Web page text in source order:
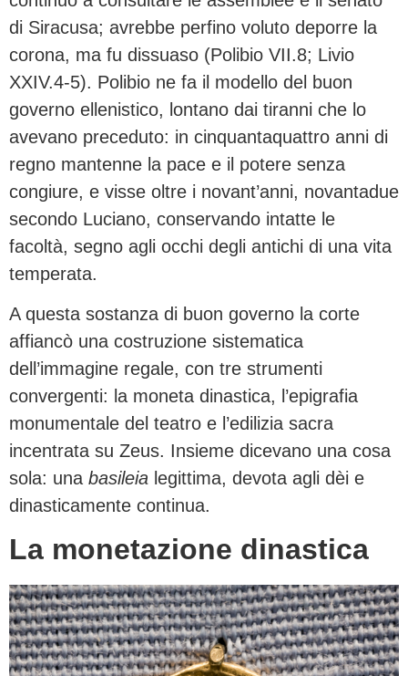
di Siracusa; avrebbe perfino voluto deporre la
corona, ma fu dissuaso (Polibio VII.8; Livio
XXIV.4-5). Polibio ne fa il modello del buon
governo ellenistico, lontano dai tiranni che lo
avevano preceduto: in cinquantaquattro anni di
regno mantenne la pace e il potere senza
congiure, e visse oltre i novant’anni, novantadue
secondo Luciano, conservando intatte le
facoltà, segno agli occhi degli antichi di una vita
temperata.
A questa sostanza di buon governo la corte
affiancò una costruzione sistematica
dell’immagine regale, con tre strumenti
convergenti: la moneta dinastica, l’epigrafia
monumentale del teatro e l’edilizia sacra
incentrata su Zeus. Insieme dicevano una cosa
sola: una basileia legittima, devota agli dèi e
dinasticamente continua.
La monetazione dinastica